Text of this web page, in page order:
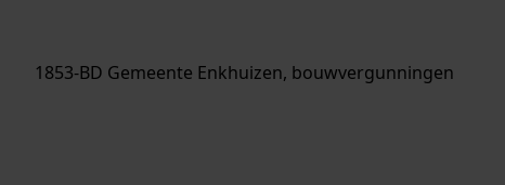
1853-BD Gemeente Enkhuizen, bouwvergunningen